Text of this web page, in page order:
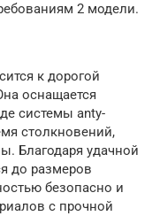
2 модели.
к дорогой
оснащается
системы anty-
столкновений,
Благодаря удачной
до размеров
безопасно и
с прочной